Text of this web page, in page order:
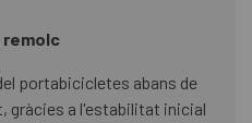
remolc
portabicicletes abans de
gràcies a l'estabilitat inicial